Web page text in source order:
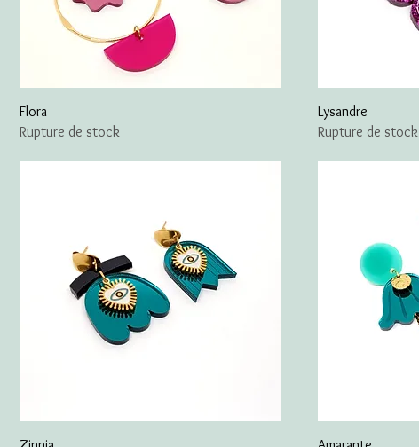
Flora
Rupture de stock
Lysandre
Rupture de stock